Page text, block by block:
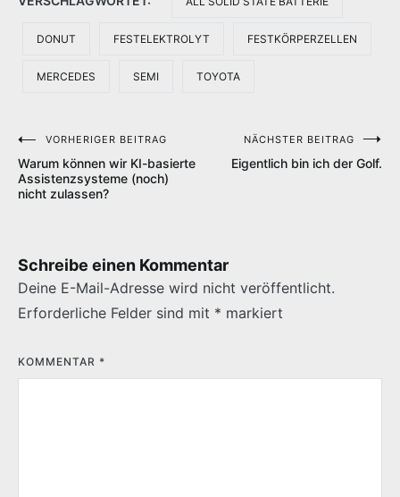
DONUT FESTELEKTROLYT FESTKÖRPERZELLEN
MERCEDES SEMI TOYOTA
Beitragsnavigation
VORHERIGER BEITRAG
Warum können wir KI-basierte
Assistenzsysteme (noch)
nicht zulassen?
NÄCHSTER BEITRAG
Eigentlich bin ich der Golf.
Schreibe einen Kommentar
Deine E-Mail-Adresse wird nicht veröffentlicht.
Erforderliche Felder sind mit * markiert
KOMMENTAR *